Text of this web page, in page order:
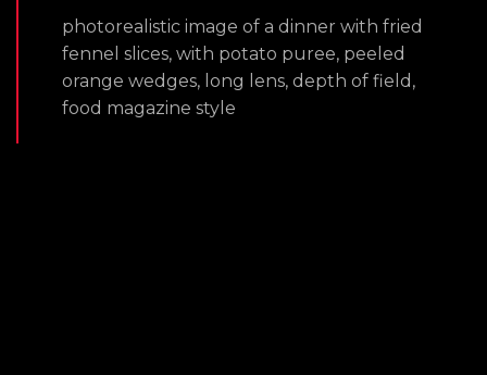
photorealistic image of a dinner with fried
fennel slices, with potato puree, peeled
orange wedges, long lens, depth of field,
food magazine style